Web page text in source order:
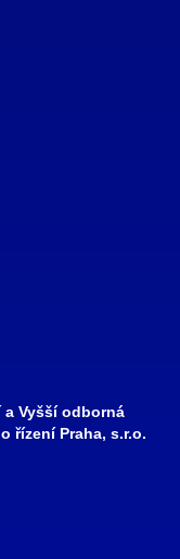
a Vyšší odborná
řízení Praha, s.r.o.